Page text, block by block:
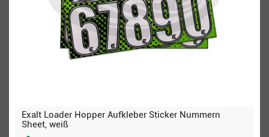
Exalt Loader Hopper Aufkleber Sticker Nummern
Sheet, weiß